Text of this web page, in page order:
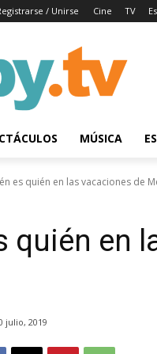
/ Unirse Cine TV
MÚSICA
es quién en las vacaciones de
quién en
julio, 2019